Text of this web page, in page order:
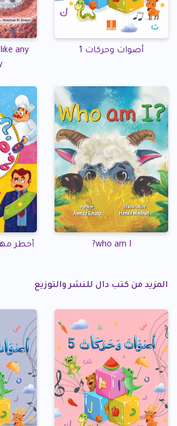
أصوات وحركات 1
any
who am I?
أخطر
المزيد من كتب دال للنشر والتوزيع